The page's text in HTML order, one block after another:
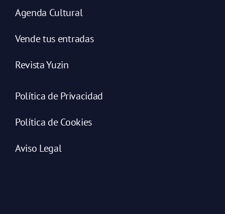
Agenda Cultural
Vende tus entradas
Revista Yuzin
Política de Privacidad
Política de Cookies
Aviso Legal